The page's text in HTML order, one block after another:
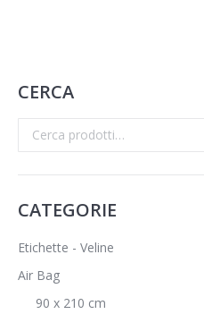
CERCA
CATEGORIE
Etichette - Veline
Air Bag
90 x 210 cm